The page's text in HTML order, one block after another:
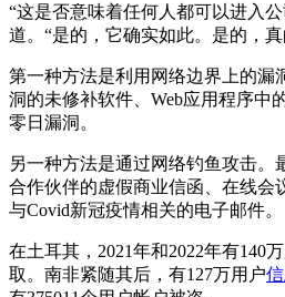
“这是否意味着任何人都可以进入
道。“是的，它确实如此。是的，
第一种方法是利用网络边界上的漏
洞的未修补软件、Web应用程序中
零日漏洞。
另一种方法是通过网络钓鱼攻击。
合作伙伴的虚假商业信函、在线会
与Covid新冠疫情相关的电子邮件。
在土耳其，2021年和2022年有140
取。南非紧随其后，有127万用户